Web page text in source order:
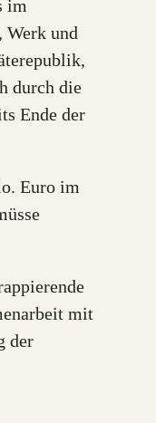
im
Werk und
durch die
Ende der
Euro im
mit
der